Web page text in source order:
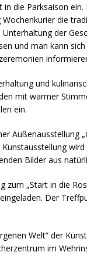
die Parksaison ein.
die
der
und man kann sich
und
mit warmer
ein.
Außenausstellung
Bilder aus
zum „Start in die
Der
Welt“ der
im